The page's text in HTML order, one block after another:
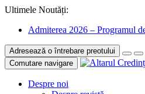
Ultimele Noutăți:
Admiterea 2026 – Programul
Adresează o întrebare preotului
Comutare navigare
Despre noi